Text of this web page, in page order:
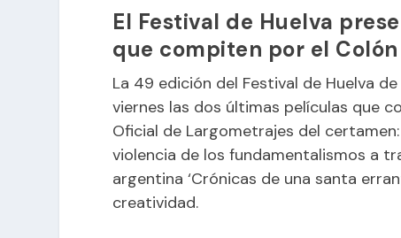
El Festival de Huelva
que compiten por el
La 49 edición del Festival de Huelva
viernes las dos últimas películas que
Oficial de Largometrajes del certamen
violencia de los fundamentalismos a
argentina ‘Crónicas de una santa
creatividad.